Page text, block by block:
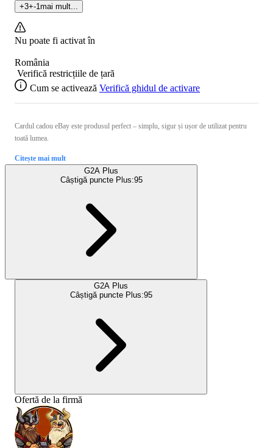
+3+-1 mai mult...
Nu poate fi activat în
România
Verifică restricțiile de țară
Cum se activează Verifică ghidul de activare
Cardul cadou eBay este produsul perfect – simplu, sigur și ușor de utilizat pentru
toată lumea.
Citește mai mult
G2A Plus
Câștigă puncte Plus:95
G2A Plus
Câștigă puncte Plus:95
Ofertă de la firmă